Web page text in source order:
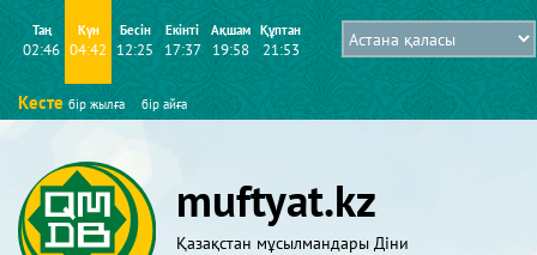
Таң
02:46
Күн
04:42
Бесін
12:25
Екінті
17:37
Ақшам
19:58
Құптан
21:53
Кесте бір жылға бір айға
muftyat.kz
Қазақстан мұсылмандары Діни